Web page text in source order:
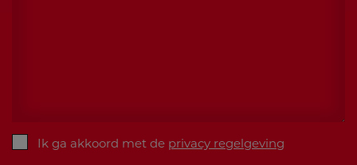
Ik ga akkoord met de privacy regelgeving